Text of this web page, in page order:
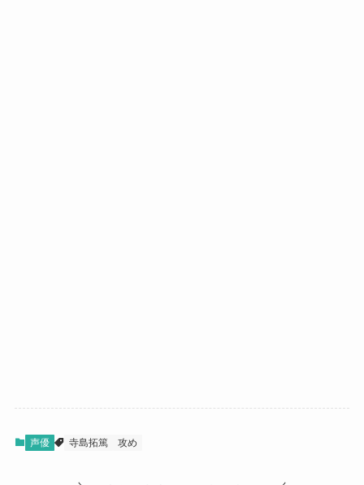
声優 寺島拓篤 攻め